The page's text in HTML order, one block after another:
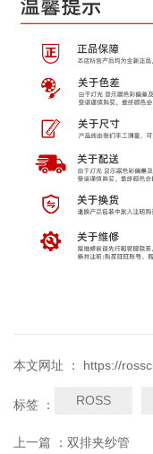
本文网址 ： https://
标签 ： ROSS
上一篇 ： 双排夹纱管